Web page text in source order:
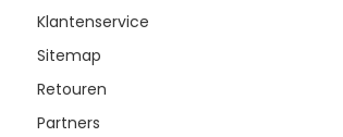
Klantenservice
Sitemap
Retouren
Partners